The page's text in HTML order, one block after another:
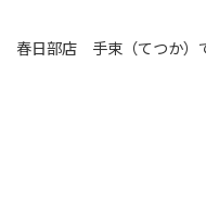
春日部店 手束（てつか）